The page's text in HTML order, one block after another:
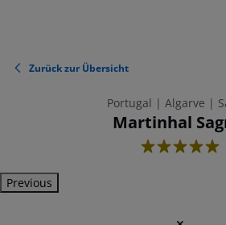
Zurück zur Übersicht
Portugal | Algarve |
Martinhal
5
Previous